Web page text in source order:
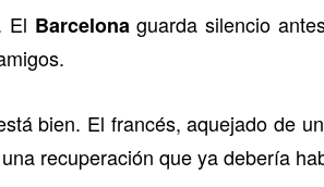
El Barcelonaguarda silencio
bien. El francés, aquejado de
recuperación que ya debería